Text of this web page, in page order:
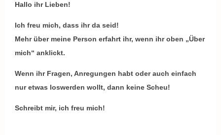
Hallo ihr Lieben!
Ich freu mich, dass ihr da seid!
Mehr über meine Person erfahrt ihr, wenn ihr oben „Über
mich“ anklickt.
Wenn ihr Fragen, Anregungen habt oder auch einfach
nur etwas loswerden wollt, dann keine Scheu!
Schreibt mir, ich freu mich!